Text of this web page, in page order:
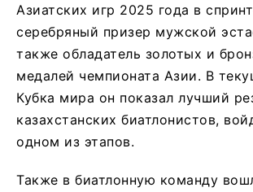
Азиатских игр 2025 года в
серебряный призер мужской
также обладатель золотых и
медалей чемпионата Азии. В
Кубка мира он показал лучший
казахстанских биатлонистов,
одном из этапов.
Также в биатлонную команду